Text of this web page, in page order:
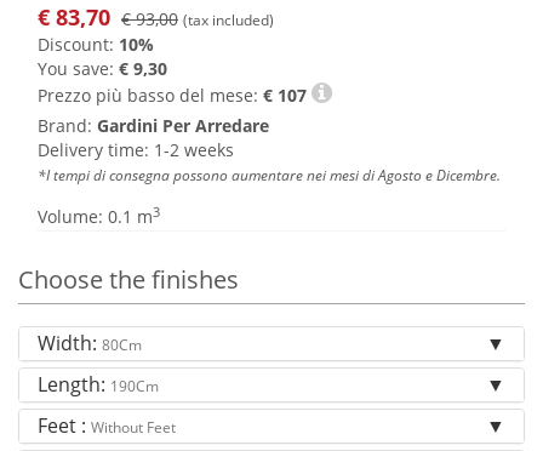
€ 83,70 € 93,00 (tax included)
Discount: 10%
You save: € 9,30
Prezzo più basso del mese: € 107
Brand: Gardini Per Arredare
Delivery time: 1-2 weeks
*I tempi di consegna possono aumentare nei mesi di Agosto e Dicembre.
Volume: 0.1 m3
Choose the finishes
Width: 80Cm
Length: 190Cm
Feet : Without Feet